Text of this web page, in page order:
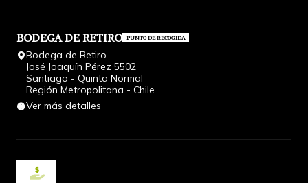
BODEGA DE RETIRO PUNTO DE RECOGIDA
Bodega de Retiro
José Joaquín Pérez 5502
Santiago - Quinta Normal
Región Metropolitana - Chile
Ver más detalles